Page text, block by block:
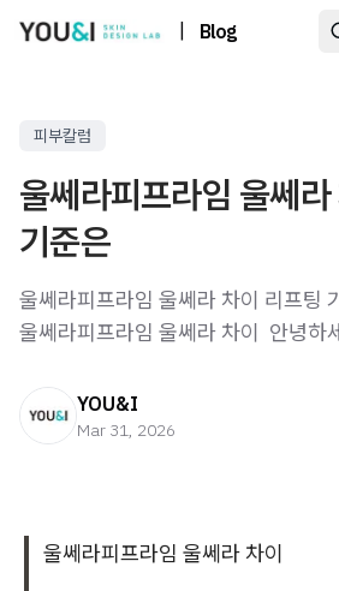
Blog
피부칼럼
울쎄라피프라임 울쎄
기준은
울쎄라피프라임 울쎄라 차이 리프팅
울쎄라피프라임 울쎄라 차이 ​ 안녕하
YOU&I
Mar 31, 2026
울쎄라피프라임 울쎄라 차이